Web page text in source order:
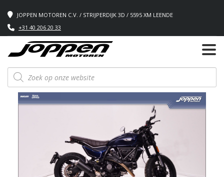
JOPPEN MOTOREN C.V. / STRIJPERDIJK 3D / 5595 XM LEENDE
+31 40 206 20 33
Producten
zoeken